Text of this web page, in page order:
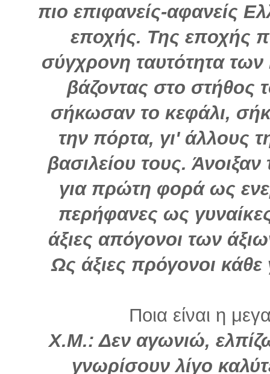
πιο επιφανείς-αφανείς
εποχής. Της εποχής
σύγχρονη ταυτότητα
βάζοντας στο
σήκωσαν το κεφάλι,
την πόρτα, γι' άλλους
βασιλείου τους.
για πρώτη φορά ως
περήφανες ως
άξιες απόγονοι των
Ως άξιες πρόγονοι κάθε
Ποια είναι η
Χ.Μ.: Δεν αγωνιώ,
γνωρίσουν λίγο